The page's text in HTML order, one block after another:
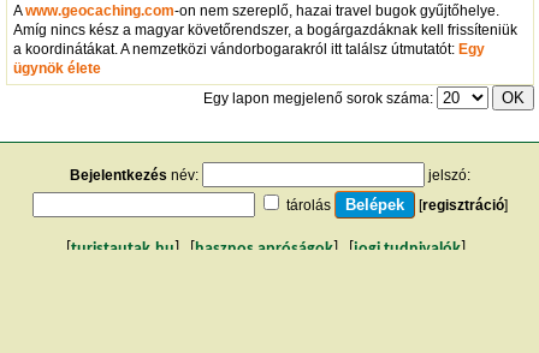
Awww.geocaching.com-on nem szereplő, hazai travel bugok gyűjtőhelye.
Amíg nincs kész a magyar követőrendszer, a bogárgazdáknak kell frissíteniük
a koordinátákat. A nemzetközi vándorbogarakról itt találsz útmutatót: Egy
ügynök élete
Egy lapon megjelenő sorok száma:
Bejelentkezés név:
jelszó:
tárolás
[regisztráció]
[turistautak.hu ] [hasznos apróságok] [jogi tudnivalók]